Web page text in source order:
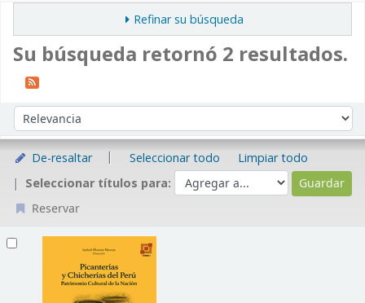
Refinar su búsqueda
Su búsqueda retornó 2 resultados.
Ordenar por:
De-resaltar Seleccionar todo
Limpiar todo
Seleccionar títulos para:
Reservar